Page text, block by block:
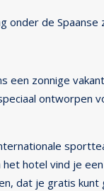
onder de Spaanse
zonnige
ontworpen
het hotel vind je
dat je gratis